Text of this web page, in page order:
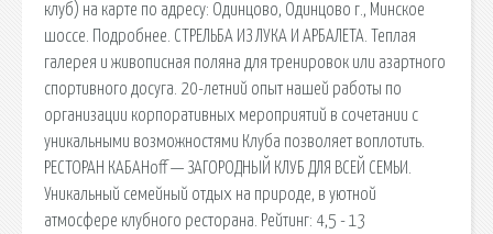
клуб) на карте по адресу: Одинцово, Одинцово г., Минское
шоссе. Подробнее. СТРЕЛЬБА ИЗ ЛУКА И АРБАЛЕТА. Теплая
галерея и живописная поляна для тренировок или азартного
спортивного досуга. 20-летний опыт нашей работы по
организации корпоративных мероприятий в сочетании с
уникальными возможностями Клуба позволяет воплотить.
РЕСТОРАН КАБАНoff — ЗАГОРОДНЫЙ КЛУБ ДЛЯ ВСЕЙ СЕМЬИ.
Уникальный семейный отдых на природе, в уютной
атмосфере клубного ресторана. Рейтинг: 4,5 - 13